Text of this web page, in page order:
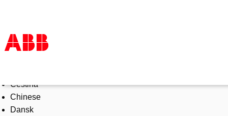
Products & Solutions
Industries
Services
Čeština
Chinese
Dansk